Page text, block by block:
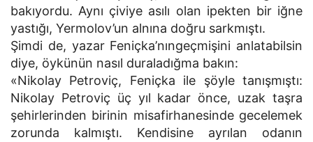
bakıyordu. Aynı çiviye asılı olan ipekten bir iğne
yastığı, Yermolov’un alnına doğru sarkmıştı.
Şimdi de, yazar Feniçka’nıngeçmişini anlatabilsin
diye, öykünün nasıl duraladığma bakın:
«Nikolay Petroviç, Feniçka ile şöyle tanışmıştı:
Nikolay Petroviç üç yıl kadar önce, uzak taşra
şehirlerinden birinin misafirhanesinde gecelemek
zorunda kalmıştı. Kendisine ayrılan odanın